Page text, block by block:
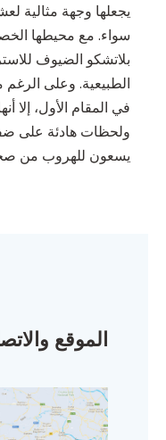
يجعلها وجهة مثالية
سواء. مع محيطها
بلاتشكو الضيوف
الطبيعية. وعلى
في المقام الأول، إلا
ولحظات هادئة على
يسعون للهروب من
الموقع